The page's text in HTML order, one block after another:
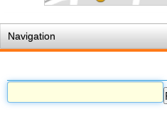
Navigation
Règles du jeu
Permis d'urbanisme